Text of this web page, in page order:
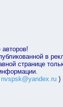
в
странице
nvspsk@yandex.ru)